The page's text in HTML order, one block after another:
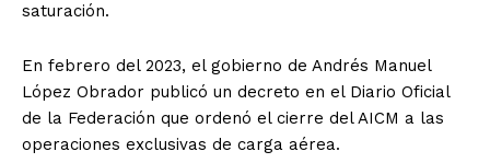
saturación.
En febrero del 2023, el gobierno de Andrés Manuel
López Obrador publicó un decreto en el Diario Oficial
de la Federación que ordenó el cierre del AICM a las
operaciones exclusivas de carga aérea.